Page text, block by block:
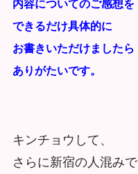
内容についてのご感想を
できるだけ具体的に
お書きいただけましたら
ありがたいです。
キンチョウして、
さらに新宿の人混みで